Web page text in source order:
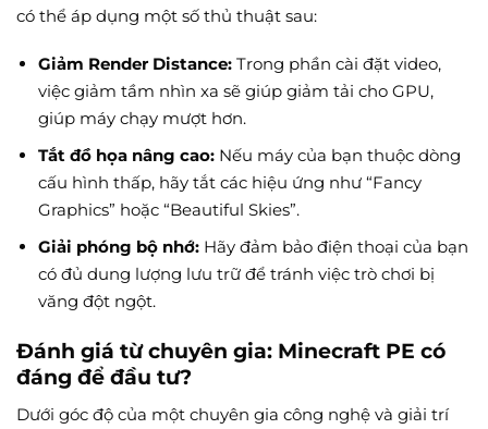
có thể áp dụng một số thủ thuật sau:
Giảm Render Distance:Trong phần cài đặt video,
việc giảm tầm nhìn xa sẽ giúp giảm tải cho GPU,
giúp máy chạy mượt hơn.
Tắt đồ họa nâng cao:Nếu máy của bạn thuộc dòng
cấu hình thấp, hãy tắt các hiệu ứng như “Fancy
Graphics” hoặc “Beautiful Skies”.
Giải phóng bộ nhớ:Hãy đảm bảo điện thoại của bạn
có đủ dung lượng lưu trữ để tránh việc trò chơi bị
văng đột ngột.
Đánh giá từ chuyên gia: Minecraft PE có
đáng để đầu tư?
Dưới góc độ của một chuyên gia công nghệ và giải trí